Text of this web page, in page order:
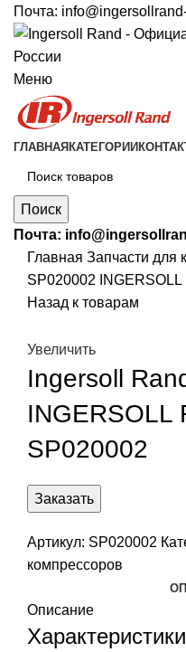
Почта:
Меню
ГЛАВНАЯ КАТЕГОРИИ
Поиск
Почта:
Главная Запчасти для
SP020002
Назад к товарам
Увеличить
Ingersoll
INGERSOLL
SP020002
Заказать
Артикул: SP020002
компрессоров
Описание